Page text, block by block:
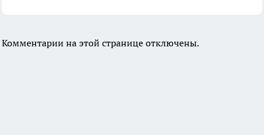
Комментарии на этой странице отключены.